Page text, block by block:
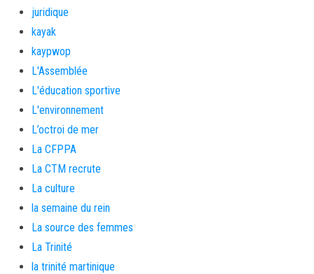
juridique
kayak
kaypwop
L'Assemblée
L'éducation sportive
L'environnement
L’octroi de mer
La CFPPA
La CTM recrute
La culture
la semaine du rein
La source des femmes
La Trinité
la trinité martinique